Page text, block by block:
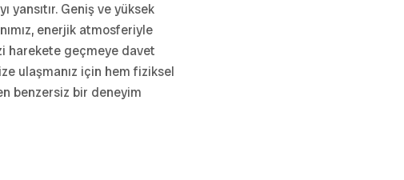
yansıtır. Geniş ve yüksek
enerjik atmosferiyle
harekete geçmeye davet
ulaşmanız için hem fiziksel
benzersiz bir deneyim